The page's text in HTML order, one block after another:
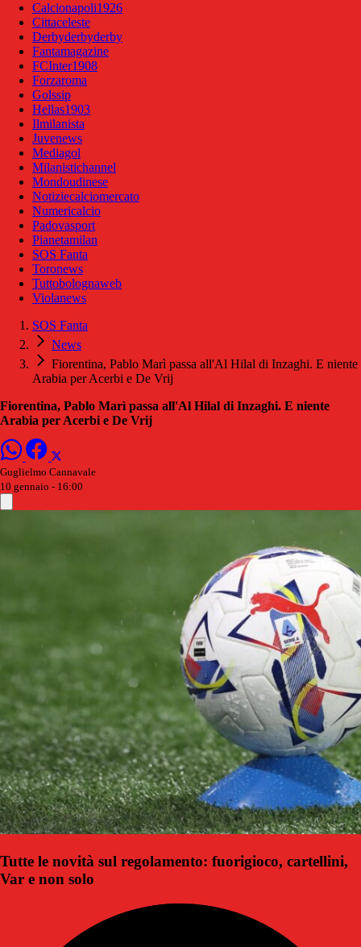
Calcionapoli1926
Cittaceleste
Derbyderbyderby
Fantamagazine
FCInter1908
Forzaroma
Golssip
Hellas1903
Ilmilanista
Juvenews
Mediagol
Milanistichannel
Mondoudinese
Notiziecalciomercato
Numericalcio
Padovasport
Pianetamilan
SOS Fanta
Toronews
Tuttobolognaweb
Violanews
SOS Fanta
News
Fiorentina, Pablo Marì passa all'Al Hilal di Inzaghi. E niente
Arabia per Acerbi e De Vrij
Fiorentina, Pablo Marì passa all'Al Hilal di Inzaghi. E niente
Arabia per Acerbi e De Vrij
Guglielmo Cannavale
10 gennaio - 16:00
Tutte le novità sul regolamento: fuorigioco, cartellini,
Var e non solo